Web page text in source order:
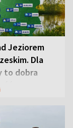
Jeziorem
Dla
to dobra